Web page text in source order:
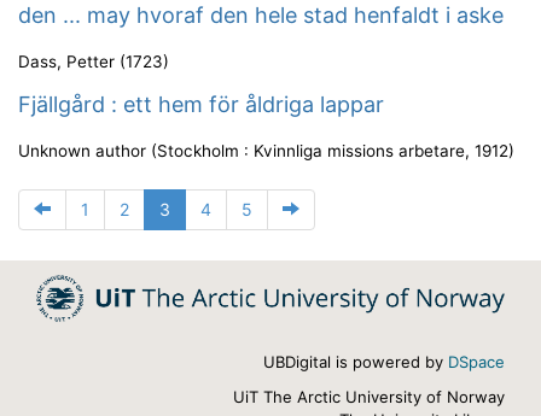
den ... may hvoraf den hele stad henfaldt i aske
Dass, Petter (1723)
Fjällgård : ett hem för åldriga lappar
Unknown author (Stockholm : Kvinnliga missions arbetare, 1912)
1 2 3 4 5
UBDigital is powered by DSpace
UiT The Arctic University of Norway